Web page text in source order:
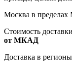
Москва в
Стоимость
от МКАД
Доставка в